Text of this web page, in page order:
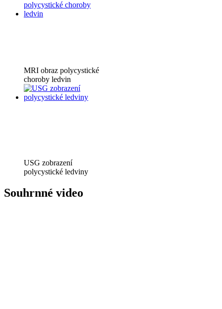
MRI obraz polycystické
choroby ledvin
USG zobrazení
polycystické ledviny
Souhrnné video